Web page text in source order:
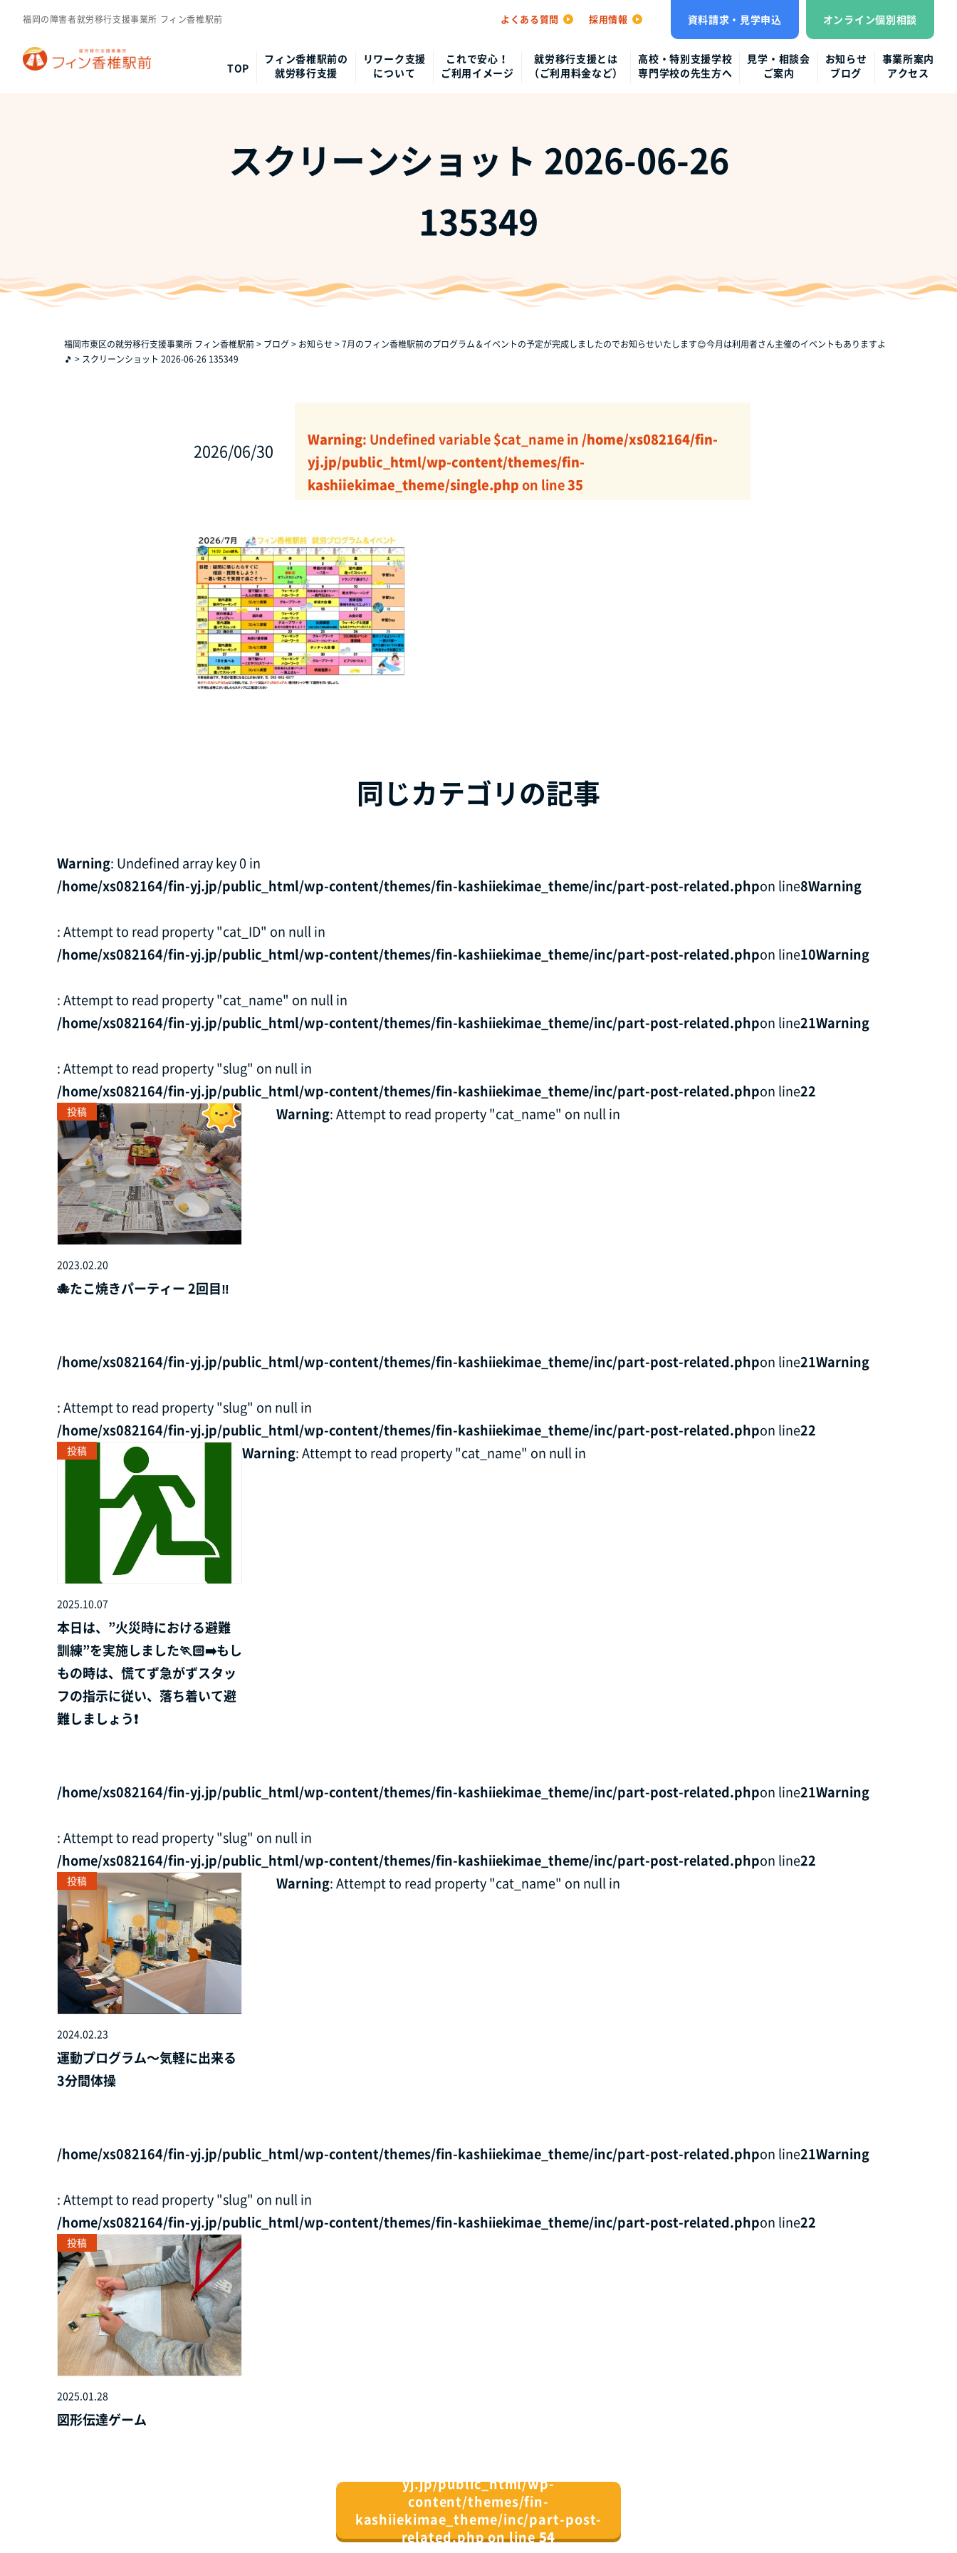
福岡の障害者就労移行支援事業所 フィン香椎駅前 よくある質問 採用情報 資料請求・見学申込 オンライン個別相談
TOP
フィン香椎駅前の
就労移行支援
リワーク支援
について
これで安心！
ご利用イメージ
就労移行支援とは
（ご利用料金など）
高校・特別支援学校
専門学校の先生方へ
見学・相談会
ご案内
お知らせ
ブログ
事業所案内
アクセス
スクリーンショット 2026-06-26
135349
福岡市東区の就労移行支援事業所 フィン香椎駅前> ブログ> お知らせ >7月のフィン香椎駅前のプログラム＆イベントの予定が完成しましたのでお知らせいたします😊今月は利用者さん主催のイベントもありますよ
🎵 > スクリーンショット 2026-06-26 135349
2026/06/30
Warning: Undefined variable $cat_name in /home/xs082164/fin-
yj.jp/public_html/wp-content/themes/fin-
kashiiekimae_theme/single.phpon line35
同じカテゴリの記事
Warning: Undefined array key 0 in
/home/xs082164/fin-yj.jp/public_html/wp-content/themes/fin-kashiiekimae_theme/inc/part-post-related.phpon line8Warning
: Attempt to read property "cat_ID" on null in
/home/xs082164/fin-yj.jp/public_html/wp-content/themes/fin-kashiiekimae_theme/inc/part-post-related.phpon line10Warning
: Attempt to read property "cat_name" on null in
/home/xs082164/fin-yj.jp/public_html/wp-content/themes/fin-kashiiekimae_theme/inc/part-post-related.phpon line21Warning
: Attempt to read property "slug" on null in
/home/xs082164/fin-yj.jp/public_html/wp-content/themes/fin-kashiiekimae_theme/inc/part-post-related.phpon line22
投稿
2023.02.20
🐙たこ焼きパーティー 2回目‼
Warning: Attempt to read property "cat_name" on null in
/home/xs082164/fin-yj.jp/public_html/wp-content/themes/fin-kashiiekimae_theme/inc/part-post-related.phpon line21Warning
: Attempt to read property "slug" on null in
/home/xs082164/fin-yj.jp/public_html/wp-content/themes/fin-kashiiekimae_theme/inc/part-post-related.phpon line22
投稿
2025.10.07
本日は、”火災時における避難
訓練”を実施しました🏃🏻‍➡️もし
もの時は、慌てず急がずスタッ
フの指示に従い、落ち着いて避
難しましょう❗
Warning: Attempt to read property "cat_name" on null in
/home/xs082164/fin-yj.jp/public_html/wp-content/themes/fin-kashiiekimae_theme/inc/part-post-related.phpon line21Warning
: Attempt to read property "slug" on null in
/home/xs082164/fin-yj.jp/public_html/wp-content/themes/fin-kashiiekimae_theme/inc/part-post-related.phpon line22
投稿
2024.02.23
運動プログラム～気軽に出来る
3分間体操
Warning: Attempt to read property "cat_name" on null in
/home/xs082164/fin-yj.jp/public_html/wp-content/themes/fin-kashiiekimae_theme/inc/part-post-related.phpon line21Warning
: Attempt to read property "slug" on null in
/home/xs082164/fin-yj.jp/public_html/wp-content/themes/fin-kashiiekimae_theme/inc/part-post-related.phpon line22
投稿
2025.01.28
図形伝達ゲーム
yj.jp/public_html/wp-
content/themes/fin-
kashiiekimae_theme/inc/part-post-
related.php on line54